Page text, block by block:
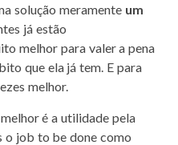
solução meramente um
já estão
melhor para valer a pena
que ela já tem. E para
melhor.
é a utilidade pela
o job to be done como